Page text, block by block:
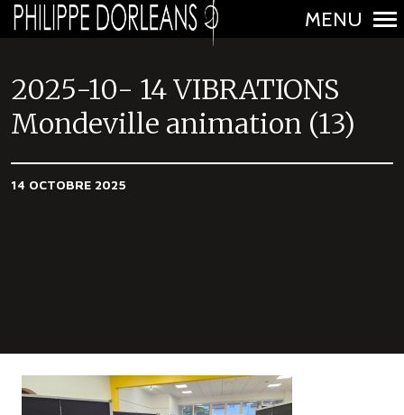
a
i
g
r
i
n
MENU
2025-10- 14 VIBRATIONS
Mondeville animation (13)
14 OCTOBRE 2025